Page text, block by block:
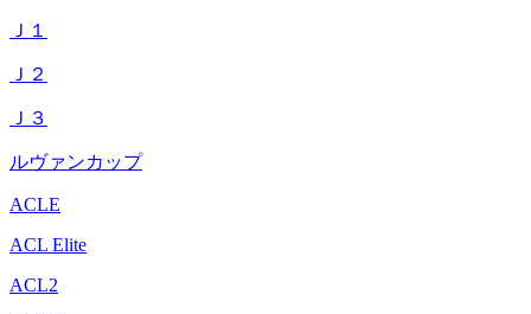
Ｊ１
Ｊ２
Ｊ３
ルヴァンカップ
ACLE
ACL Elite
ACL2